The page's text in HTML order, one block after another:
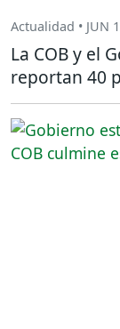
Actualidad • JUN
La COB y el
reportan 40